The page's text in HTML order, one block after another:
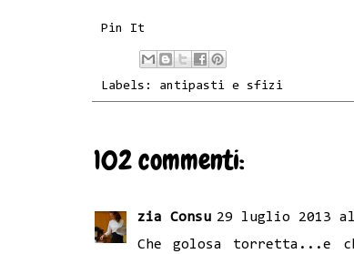
Pin It
Labels: antipasti e sfizi
102 commenti:
zia Consu 29 luglio 2013
Che golosa torretta...e